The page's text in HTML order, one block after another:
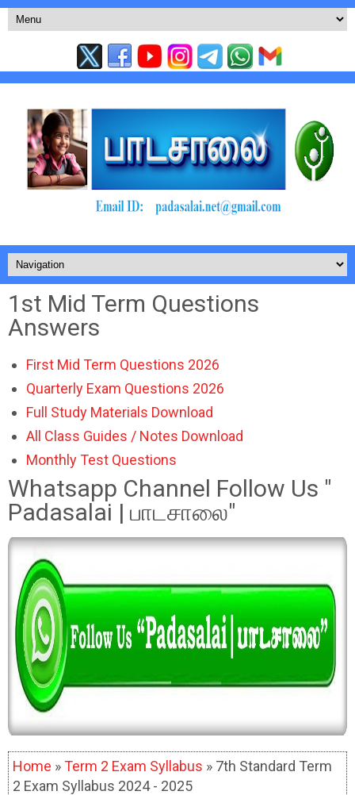
1st Mid Term Questions
Answers
First Mid Term Questions 2026
Quarterly Exam Questions 2026
Full Study Materials Download
All Class Guides / Notes Download
Monthly Test Questions
Whatsapp Channel Follow Us "
Padasalai | பாடசாலை"
Home »Term 2 Exam Syllabus » 7th Standard Term
2 Exam Syllabus 2024 - 2025